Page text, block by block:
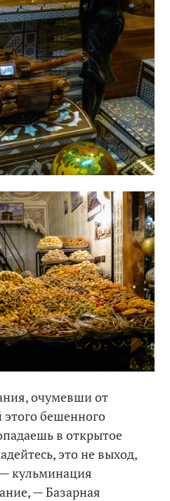
очумевши от
этого бешенного
в открытое
это не выход,
— кульминация
— Базарная